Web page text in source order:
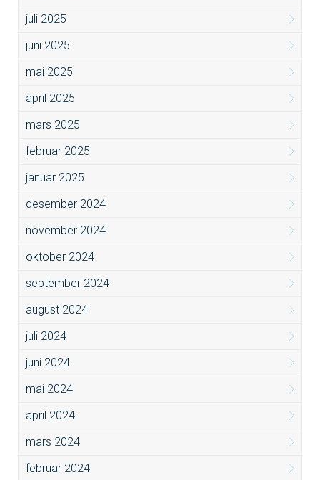
juli 2025
juni 2025
mai 2025
april 2025
mars 2025
februar 2025
januar 2025
desember 2024
november 2024
oktober 2024
september 2024
august 2024
juli 2024
juni 2024
mai 2024
april 2024
mars 2024
februar 2024